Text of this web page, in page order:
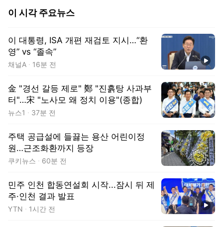
이 시각 주요뉴스
이 대통령, ISA 개편 재검토 지시…“환
영” vs “졸속”
채널A 16분 전
金 "경선 갈등 제로" 鄭 "진흙탕 사과부
터"…宋 "노사모 왜 정치 이용"(종합)
뉴스1 37분 전
주택 공급설에 들끓는 용산 어린이정
원…근조화환까지 등장
쿠키뉴스 60분 전
민주 인천 합동연설회 시작...잠시 뒤 제
주·인천 결과 발표
YTN 1시간 전